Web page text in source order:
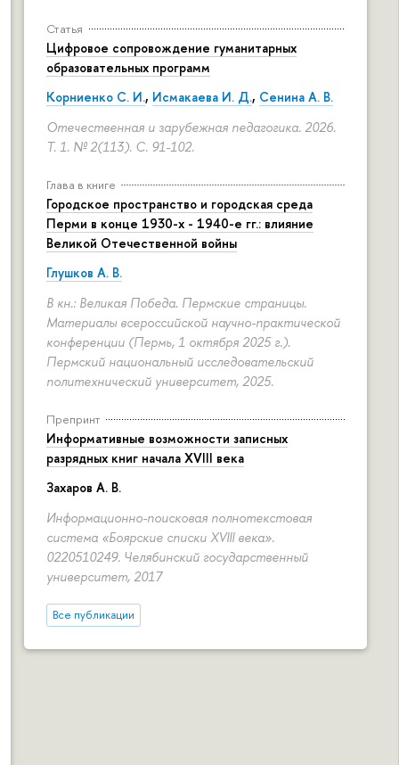
Статья
Цифровое сопровождение гуманитарных
образовательных программ
Корниенко С. И., Исмакаева И. Д., Сенина А. В.
Отечественная и зарубежная педагогика. 2026.
Т. 1. № 2(113). С. 91-102.
Глава в книге
Городское пространство и городская среда
Перми в конце 1930-х - 1940-е гг.: влияние
Великой Отечественной войны
Глушков А. В.
В кн.: Великая Победа. Пермские страницы.
Материалы всероссийской научно-практической
конференции (Пермь, 1 октября 2025 г.).
Пермский национальный исследовательский
политехнический университет, 2025.
Препринт
Информативные возможности записных
разрядных книг начала XVIII века
Захаров А. В.
Информационно-поисковая полнотекстовая
система «Боярские списки XVIII века».
0220510249. Челябинский государственный
университет, 2017
Все публикации